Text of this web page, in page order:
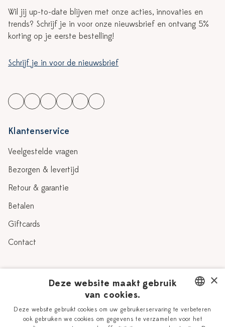
Wil jij up-to-date blijven met onze acties, innovaties en
trends? Schrijf je in voor onze nieuwsbrief en ontvang 5%
korting op je eerste bestelling!
Schrijf je in voor de nieuwsbrief
Klantenservice
Veelgestelde vragen
Bezorgen & levertijd
Retour & garantie
Betalen
Giftcards
Contact
Verhaal
Delfts Blauw
Workshops
DUTCH
×
Deze website maakt gebruik
van cookies.
Deze website gebruikt cookies om uw gebruikerservaring te verbeteren
ook gebruiken we cookies om gegevens te verzamelen voor het